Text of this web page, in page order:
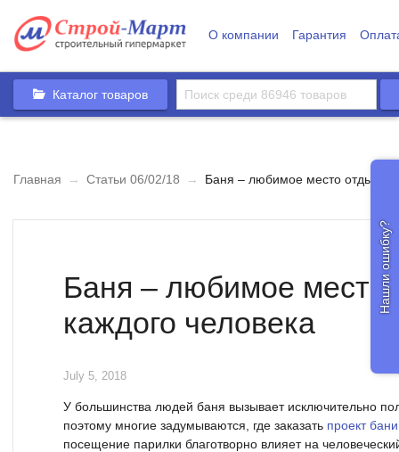
О компании Гарантия
Каталог товаров
Главная → Статьи 06/02/18 → Баня – любимое место отдыха
Баня – любимое место
каждого человека
July 5, 2018
У большинства людей баня вызывает исключительно
поэтому многие задумываются, где заказать проект
посещение парилки благотворно влияет на
Нашли ошибку?